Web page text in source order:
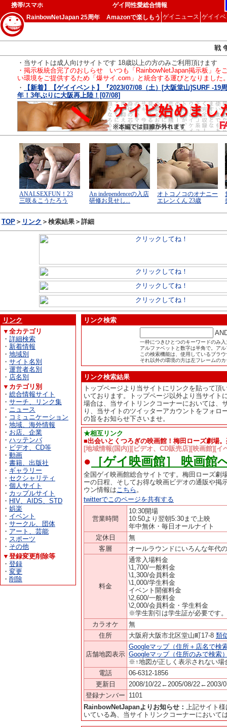
携帯/スマホ
ゲイ同性愛総合情報
RainbowNetJapan 25周年
Amazonで楽しもう ゲイニュース ゲイイ
戦
・当サイトは成人向けサイトです 18歳以上の方のみご利用頂けます
・掲示板統合完了のおしらせ いつも「RainbowNetJapan掲示板」を
い環境をご提供するため「爆サイ.com」と統合する運びとなりました
・
【新着】【ゲイイベント】『2023/07/08（土）[大阪堂山]SURF -
年！3年ぶりに大阪再上陸！[07/08]
TOP ＞ リンク ＞検索結果＞詳細
リンク
▼全カテゴリ
・ 詳細検索
・ 新着情報
・ 地域別
・ サイト名別
・ 運営者名別
・ 店名別
▼カテゴリ別
・ 総合情報サイト
・ サーチ、リンク集
・ ニュース
・ コミュニケーション
・ 地域、海外情報
・ お店、企業
・ ハッテンバ
・ ビデオ、CD等
・ 動画
・ 書籍、出版社
・ ギャラリー
・ セクシャリティ
・ 個人サイト
・ カップルサイト
・ HIV、AIDS、STD
・ 娯楽
・ イベント
・ サークル、団体
・ アート、芸能
・ スポーツ
・ その他
▼登録変更削除等
・ 登録
・ 変更
・ 削除
リンク検索
一枠につきひとつのキーワードのみ
アルファベットと数字は半角で。ア
この検索機能は、使用しているブラ
それ以外の環境の方は左フレームの
リンク検索結果
トップページより当サイトにリンクを貼って
いております。トップページ以外より当サイト
場合は、当サイトリンクコーナーにおいては、
り、当サイトのツイッターアカウントをフォ
の旨をお知らせ下さいませ。
★相互リンク
■出会いとくつろぎの映画館！梅田ローズ劇場
[地域情報(国内)][ビデオ、CD販売店][映画館][イ
● ［ゲイ映画館］ 映画館
全国ゲイ映画館総合サイトです。梅田ローズ劇
ーの日程、そしてお得な映画ビデオの通販や掲
ウン情報はこちら 。
twitterでこのページを共有する
営業時間
10:30開場
10:50より翌朝5:30まで上映
年中無休・毎日オールナイト
定休日
無
客層
オールラウンドにいろんな年代
料金
通常入場料金
\1,700/一般料金
\1,300/会員料金
\1,000/学生料金
イベント開催料金
\2,600/一般料金
\2,000/会員料金・学生料金
※学生割引は学生証が必要です。
カラオケ
無
住所
大阪府大阪市北区堂山町17-8 類
店舗地図表示
Googleマップ（住所＋店名で検
Googleマップ（住所のみで検索
※↑地図が正しく表示されない場
電話
06-6312-1856
更新日
2008/10/22←2005/08/22←2003/
登録ナンバー 1101
RainbowNetJapanよりお知らせ： 上記サイト
いている為、当サイトリンクコーナーにおいて